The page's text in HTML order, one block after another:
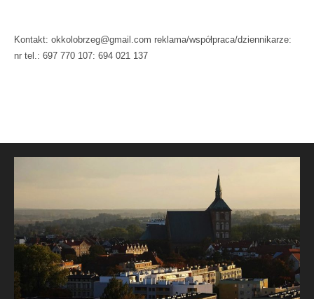
Kontakt: okkolobrzeg@gmail.com reklama/współpraca/dziennikarze:
nr tel.: 697 770 107: 694 021 137